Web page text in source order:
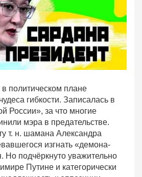
политическом плане
гибкости. Записалась в
России», за что многие
мэра в предательстве.
т. н. шамана Александра
изгнать «демона-
Но подчёркнуто уважительно
Путине и категорически